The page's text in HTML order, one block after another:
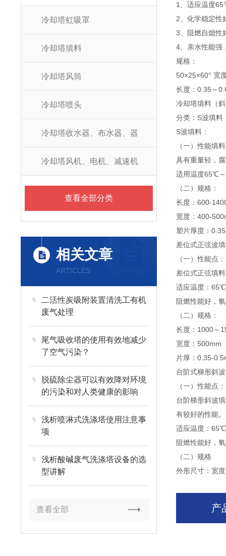
冷却塔虹吸罩
冷却塔填料
冷却塔风筒
冷却塔喷头
冷却塔收水器、布水器、器
冷却塔风机、电机、减速机
查看全部分类
相关文章
ARTICLES
二活性炭吸附装置清洗工有机
废气处理
尾气吸收塔的使用有效地减少
了空气污染？
脱硫除尘器可以有效降对环境
的污染和对人类健康的影响
浅析喷淋式洗涤塔使用注意事
项
浅析酸碱废气洗涤塔设备的选
型讲解
查看全部
1、适应温度
2、化学稳定性
3、阻燃自熄性
4、亲水性能强
规格：
50×25×60° 宽
长度：0.35～
冷却塔填料（
分类：S波填料
S波填料：
（一）性能填
具有重量轻，
适用温度65℃
（二）规格：
长度：600-
宽度：400-
塑片厚度：
差位式正弦波
（一）性能点：
差位式正弦填
适应温度：
阻燃性能好，
（二）规格：
长度：1000～
宽度：500mm
片厚：0.35-
台阶式梯形斜
（一）性能点：
台阶梯形斜波
有较好的性能
适应温度：
阻燃性能好，
（二）规格
外形尺寸：宽
产